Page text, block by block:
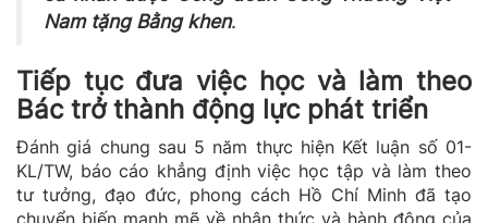
Nam tặng Bằng khen.
Tiếp tục đưa việc học và làm theo
Bác trở thành động lực phát triển
Đánh giá chung sau 5 năm thực hiện Kết luận số 01-
KL/TW, báo cáo khẳng định việc học tập và làm theo
tư tưởng, đạo đức, phong cách Hồ Chí Minh đã tạo
chuyển biến mạnh mẽ về nhận thức và hành động của